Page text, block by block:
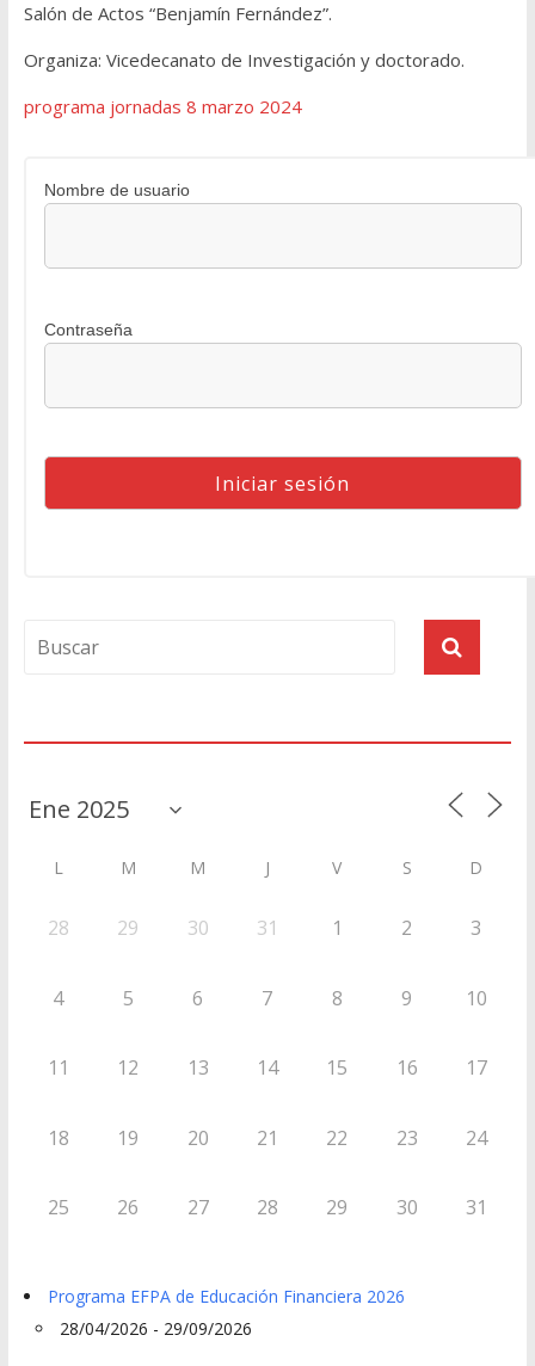
Salón de Actos “Benjamín Fernández”.
Organiza: Vicedecanato de Investigación y doctorado.
programa jornadas 8 marzo 2024
Nombre de usuario
Contraseña
L M M J V S D
28 29 30 31 1 2 3
4 5 6 7 8 9 10
11 12 13 14 15 16 17
18 19 20 21 22 23 24
25 26 27 28 29 30 31
Programa EFPA de Educación Financiera 2026
28/04/2026 - 29/09/2026